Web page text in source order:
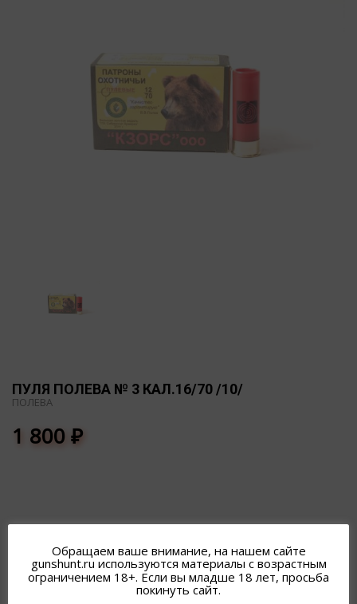
ПУЛЯ ПОЛЕВА № 3 КАЛ.16/70 /10/
ПОЛЕВА
1 800₽
ПОХОЖИЕ ТОВАРЫ
Обращаем ваше внимание, на нашем сайте
gunshunt.ru используются материалы с возрастным
ограничением 18+. Если вы младше 18 лет, просьба
покинуть сайт.